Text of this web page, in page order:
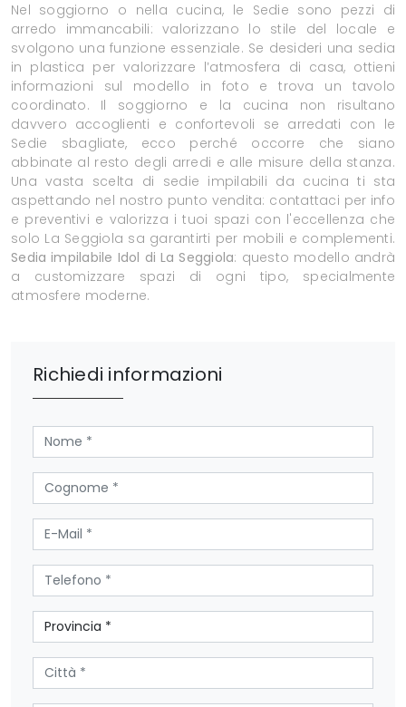
Nel soggiorno o nella cucina, le Sedie sono pezzi di
arredo immancabili: valorizzano lo stile del locale e
svolgono una funzione essenziale. Se desideri una sedia
in plastica per valorizzare l’atmosfera di casa, ottieni
informazioni sul modello in foto e trova un tavolo
coordinato. Il soggiorno e la cucina non risultano
davvero accoglienti e confortevoli se arredati con le
Sedie sbagliate, ecco perché occorre che siano
abbinate al resto degli arredi e alle misure della stanza.
Una vasta scelta di sedie impilabili da cucina ti sta
aspettando nel nostro punto vendita: contattaci per info
e preventivi e valorizza i tuoi spazi con l'eccellenza che
solo La Seggiola sa garantirti per mobili e complementi.
Sedia impilabile Idol di La Seggiola: questo modello andrà
a customizzare spazi di ogni tipo, specialmente
atmosfere moderne.
Richiedi informazioni